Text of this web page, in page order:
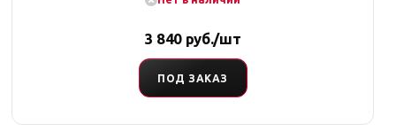
папа
3 840 руб./шт
ПОД ЗАКАЗ